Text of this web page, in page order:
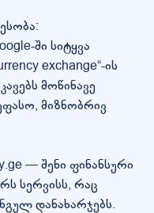
ში სიტყვა
exchange“-ის
მოწინავე
მიზნობრივ
— შენი ფინანსური
სერვისს, რაც
დანახარჯებს.